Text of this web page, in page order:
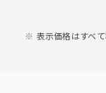
表示価格はすべて